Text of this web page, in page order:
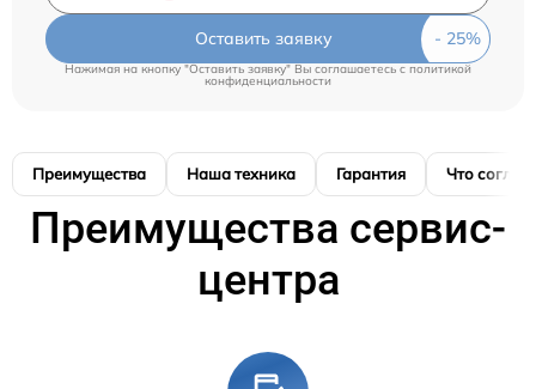
Оставить заявку
Нажимая на кнопку "Оставить заявку" Вы соглашаетесь c политикой
конфиденциальности
Преимущества Наша техника Гарантия Что
Преимущества сервис-
центра